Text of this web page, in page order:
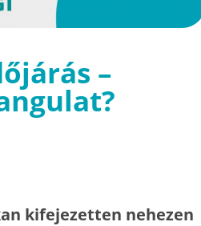
–
kifejezetten nehezen